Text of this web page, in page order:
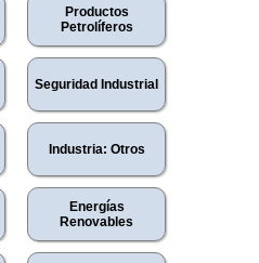
Productos
Petrolíferos
Seguridad Industrial
Industria: Otros
Energías
Renovables